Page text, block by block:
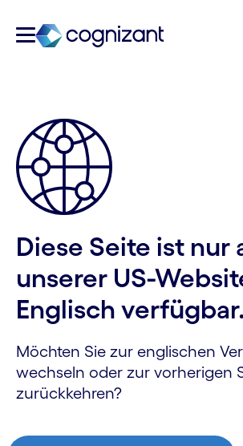
Diese Seite ist nur
unserer US-
Englisch verfügbar.
Möchten Sie zur englischen
wechseln oder zur vorherigen
zurückkehren?